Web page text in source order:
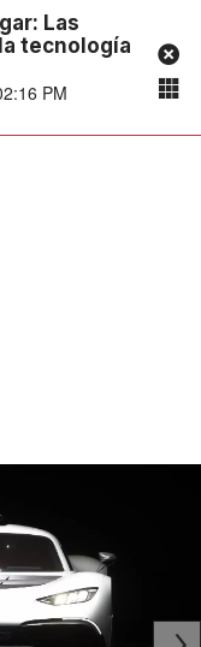
Las
tecnología
PM